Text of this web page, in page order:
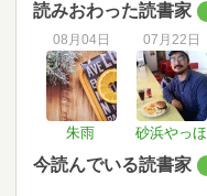
読みおわった読書家
08月04日
朱雨
07月22日
砂浜やっほ
今読んでいる読書家